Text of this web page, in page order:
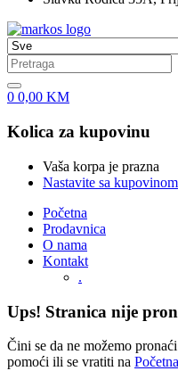
0 0,00 KM
Kolica za kupovinu
Vaša korpa je prazna
Nastavite sa kupovinom
Početna
Prodavnica
O nama
Kontakt
.
Ups! Stranica nije
Čini se da ne možemo
pomoći ili se vratiti na